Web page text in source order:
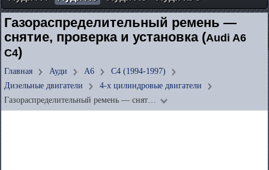
Газораспределительный ремень —
снятие, проверка и установка (Audi A6
C4)
Главная Ауди А6
C4 (1994-1997)
Дизельные двигатели
4-х цилиндровые двигатели
Газораспределительный ремень — снят…